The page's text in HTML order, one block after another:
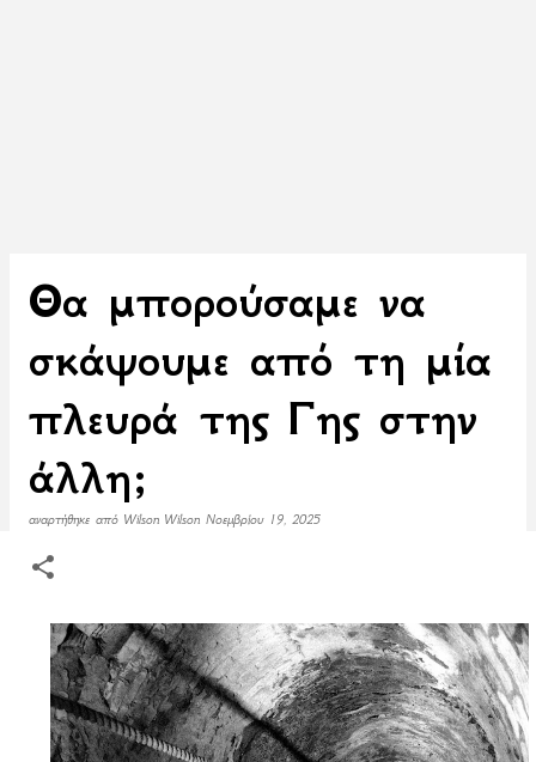
Θα μπορούσαμε να
σκάψουμε από τη μία
πλευρά της Γης στην
άλλη;
αναρτήθηκε από Wilson Wilson Νοεμβρίου 19, 2025